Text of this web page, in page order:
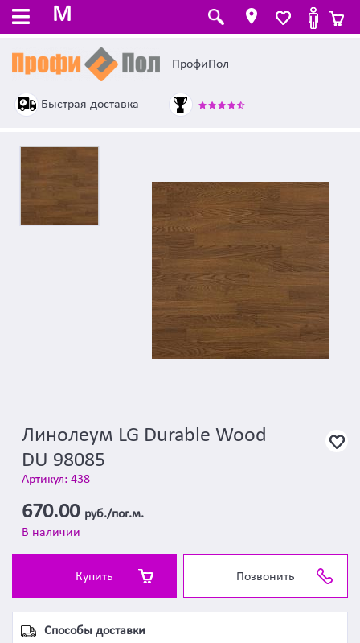
M
ПрофиПол
Быстрая доставка
Линолеум LG Durable Wood
DU 98085
Артикул: 438
670.00 руб./пог.м.
В наличии
Купить Позвонить
Способы доставки